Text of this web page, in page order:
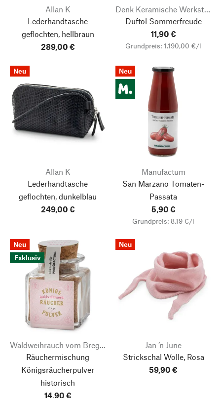
Allan K
Lederhandtasche
geflochten, hellbraun
289,00 €
Denk Keramische Werkstätten
Duftöl Sommerfreude
11,90 €
Grundpreis: 1.190,00 €/l
Neu
Allan K
Lederhandtasche
geflochten, dunkelblau
249,00 €
Neu
Manufactum
San Marzano Tomaten-
Passata
5,90 €
Grundpreis: 8,19 €/l
Neu
Exklusiv
Waldweihrauch vom Bregahof
Räuchermischung
Königsräucherpulver
historisch
14,90 €
Neu
Jan ’n June
Strickschal Wolle, Rosa
59,90 €